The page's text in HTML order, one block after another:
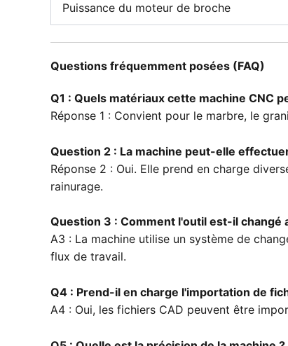
Puissance du moteur de broche
Questions fréquemment posées (FAQ)
Q1 : Quels matériaux cette machine CNC
Réponse 1 : Convient pour le marbre, le
Question 2 : La machine peut-elle
Réponse 2 : Oui. Elle prend en charge
rainurage.
Question 3 : Comment l'outil est-il changé
A3 : La machine utilise un système de
flux de travail.
Q4 : Prend-il en charge l'importation de
A4 : Oui, les fichiers CAD peuvent être